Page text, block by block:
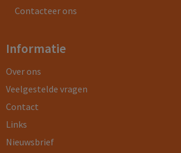
Contacteer ons
Informatie
Over ons
Veelgestelde vragen
Contact
Links
Nieuwsbrief